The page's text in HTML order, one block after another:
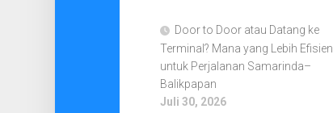
Door to Door atau Datang ke
Terminal? Mana yang Lebih Efisien
untuk Perjalanan Samarinda–
Balikpapan
Juli 30, 2026